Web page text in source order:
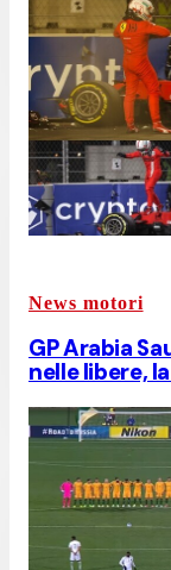
News motori
GP Arabia
nelle libere,